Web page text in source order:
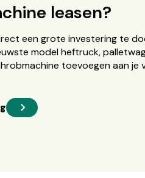
leasen?
een grote investering te
model heftruck,
toevoegen aan je